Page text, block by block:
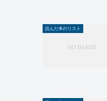
読んだ本のリスト